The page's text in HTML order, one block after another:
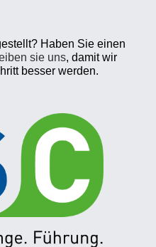
Haben Sie einen
sie uns, damit wir
besser werden.